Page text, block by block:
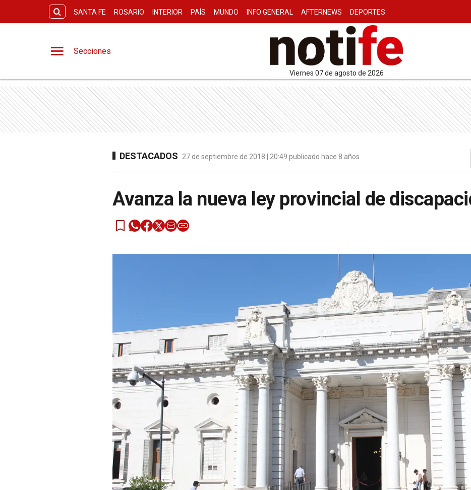
SANTA FE ROSARIO INTERIOR PAÍS MUNDO INFO GENERAL AFTERNEWS DEPORTES
Secciones
viernes 07 de agosto de 2026
DESTACADOS 27 de septiembre de 2018 | 20:49 publicado hace 8 años
Avanza la nueva ley provincial de